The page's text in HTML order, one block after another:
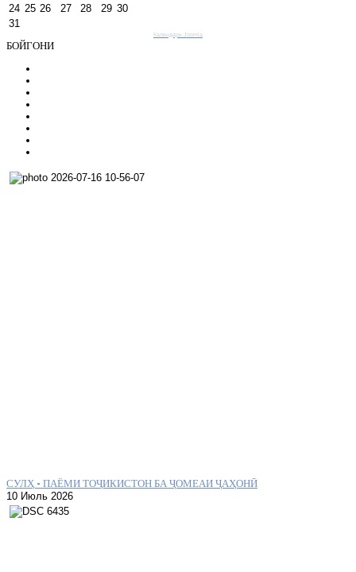
24 25 26 27 28 29 30
31
Календарь Joomla
БОЙГОНИ
СУЛҲ – ПАЁМИ ТОҶИКИСТОН БА ҶОМЕАИ ҶАҲОНӢ
10 Июль 2026